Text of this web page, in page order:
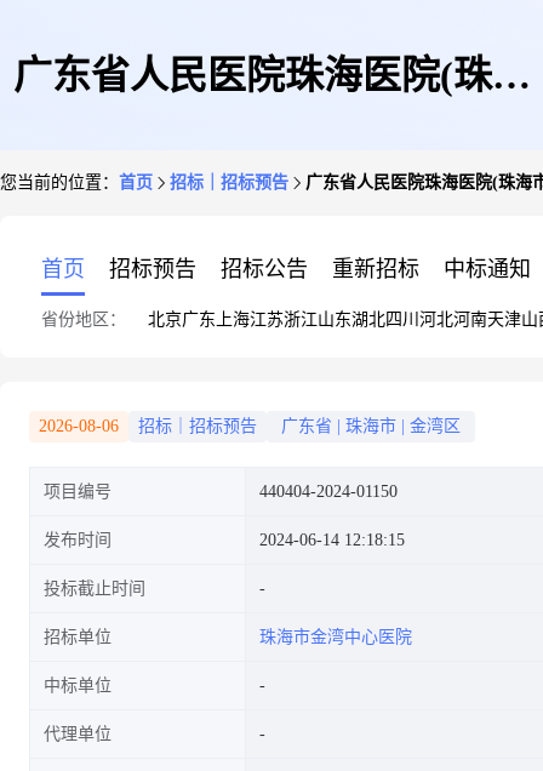
广东省人民医院珠海医院(珠海
您当前的位置： 首页 招标｜招标预告 广东省人民医院珠海医院(珠海
首页 招标预告 招标公告 重新招标 中标通知
省份地区： 北京广东 上海江苏浙江山东湖北四川 河北河南天津山
2026-08-06 招标｜招标预告 广东省 珠海市 金湾区
项目编号 440404-2024-01150
发布时间 2024-06-14 12:18:15
投标截止时间
招标单位 珠海市金湾中心医院
中标单位
代理单位